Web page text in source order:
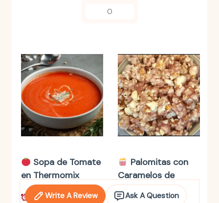
0
Sopa de Tomate
en Thermomix
30 mins
Palomitas con
Caramelos de
Violetas: Dulce
Write A Review Ask A Question